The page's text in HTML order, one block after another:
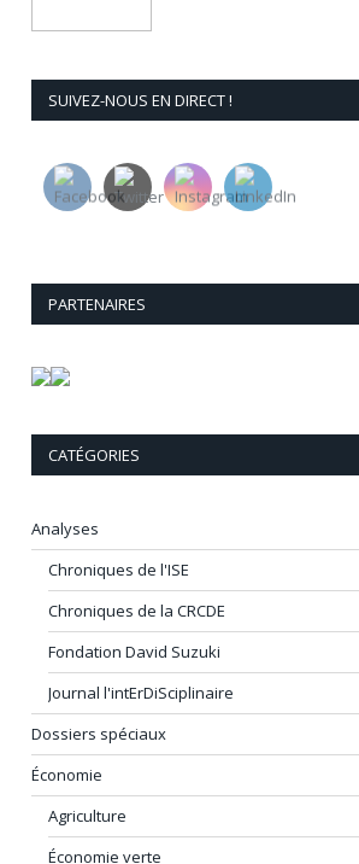
SUIVEZ-NOUS EN DIRECT !
PARTENAIRES
CATÉGORIES
Analyses
Chroniques de l'ISE
Chroniques de la CRCDE
Fondation David Suzuki
Journal l'intErDiSciplinaire
Dossiers spéciaux
Économie
Agriculture
Économie verte